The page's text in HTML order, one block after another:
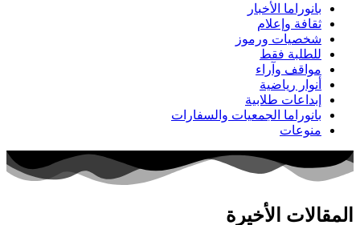
بانوراما الأخبار
ثقافة وإعلام
شخصيات ورموز
للطلبة فقط
مواقف وآراء
أنوار رياضية
إبداعات طلابية
بانوراما الجمعيات والسفارات
منوعات
المقالات الأخيرة